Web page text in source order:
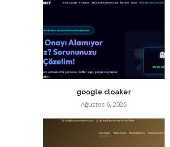
google cloaker
Ağustos 6, 2026